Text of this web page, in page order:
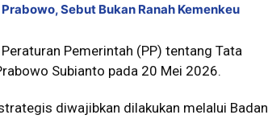
Sebut Bukan Ranah Kemenkeu
Pemerintah (PP) tentang Tata
Subianto pada 20 Mei 2026.
diwajibkan dilakukan melalui Badan